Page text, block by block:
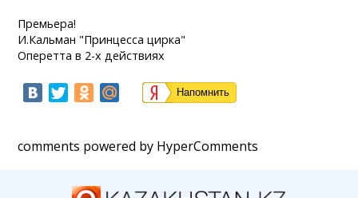
Премьера!
И.Кальман "Принцесса цирка"
Оперетта в 2-х действиях
Напомнить
comments powered by HyperComments